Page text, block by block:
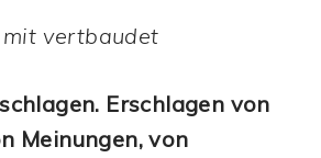
vertbaudet
Erschlagen von
Meinungen, von